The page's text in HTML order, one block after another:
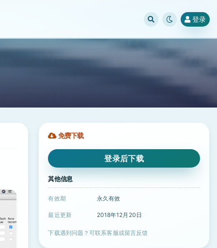
登录
免费下载
登录后下载
其他信息
有效期 永久有效
最近更新 2018年12月20日
下载遇到问题？可联系客服或留言反馈